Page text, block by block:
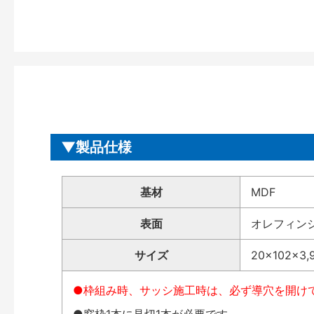
製品仕様
基材 MDF
表面 オレフィン
サイズ
●枠組み時、サッシ施工時は、必ず導穴を開け